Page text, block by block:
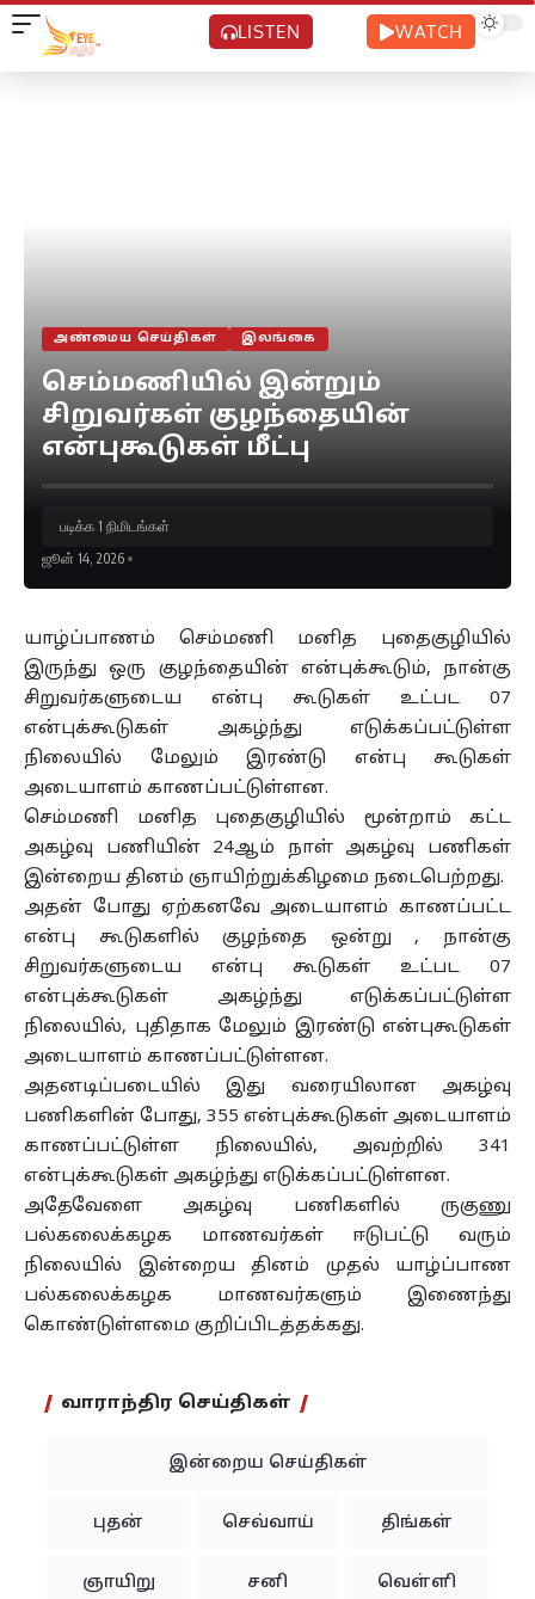
LISTEN WATCH
அண்மைய செய்திகள் இலங்கை
செம்மணியில் இன்றும்
சிறுவர்கள் குழந்தையின்
என்புகூடுகள் மீட்பு
ஜூன் 14, 2026
படிக்க 1 நிமிடங்கள்
யாழ்ப்பாணம் செம்மணி மனித புதைகுழியில்
இருந்து ஒரு குழந்தையின் என்புக்கூடும், நான்கு
சிறுவர்களுடைய என்பு கூடுகள் உட்பட 07
என்புக்கூடுகள் அகழ்ந்து எடுக்கப்பட்டுள்ள
நிலையில் மேலும் இரண்டு என்பு கூடுகள்
அடையாளம் காணப்பட்டுள்ளன.
செம்மணி மனித புதைகுழியில் மூன்றாம் கட்ட
அகழ்வு பணியின் 24ஆம் நாள் அகழ்வு பணிகள்
இன்றைய தினம் ஞாயிற்றுக்கிழமை நடைபெற்றது.
அதன் போது ஏற்கனவே அடையாளம் காணப்பட்ட
என்பு கூடுகளில் குழந்தை ஒன்று , நான்கு
சிறுவர்களுடைய என்பு கூடுகள் உட்பட 07
என்புக்கூடுகள் அகழ்ந்து எடுக்கப்பட்டுள்ள
நிலையில், புதிதாக மேலும் இரண்டு என்புகூடுகள்
அடையாளம் காணப்பட்டுள்ளன.
அதனடிப்படையில் இது வரையிலான அகழ்வு
பணிகளின் போது, 355 என்புக்கூடுகள் அடையாளம்
காணப்பட்டுள்ள நிலையில், அவற்றில் 341
என்புக்கூடுகள் அகழ்ந்து எடுக்கப்பட்டுள்ளன.
அதேவேளை அகழ்வு பணிகளில் ருகுணு
பல்கலைக்கழக மாணவர்கள் ஈடுபட்டு வரும்
நிலையில் இன்றைய தினம் முதல் யாழ்ப்பாண
பல்கலைக்கழக மாணவர்களும் இணைந்து
கொண்டுள்ளமை குறிப்பிடத்தக்கது.
வாராந்திர செய்திகள்
இன்றைய செய்திகள்
புதன் செவ்வாய் திங்கள்
ஞாயிறு சனி வெள்ளி